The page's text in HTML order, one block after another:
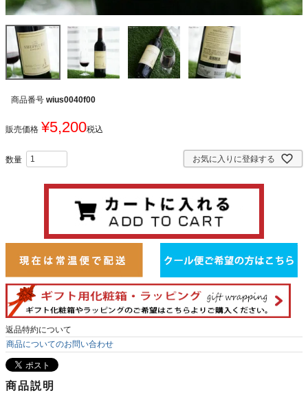
商品番号 wius0040f00
販売価格 ¥5,200税込
お気に入りに登録する
返品特約について
商品についてのお問い合わせ
商品説明